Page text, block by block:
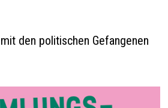
den politischen Gefangenen